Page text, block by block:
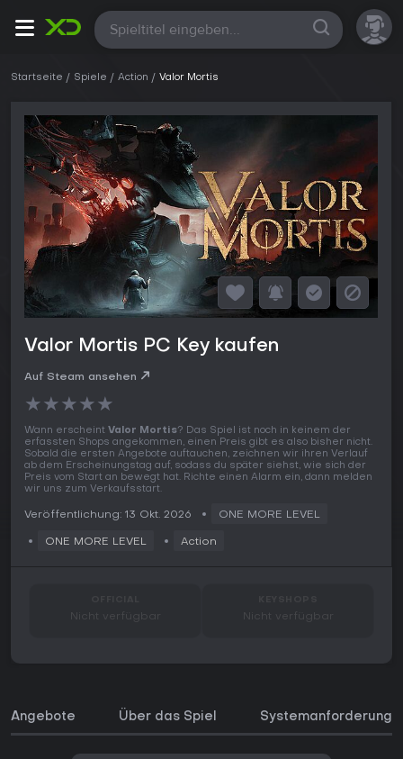
Alle
Startseite Spiele Action Valor Mortis
Valor Mortis PC Key kaufen
Auf Steam ansehen
★★★★★
Wann erscheint Valor Mortis? Das Spiel ist noch in keinem der
erfassten Shops angekommen, einen Preis gibt es also bisher nicht.
Sobald die ersten Angebote auftauchen, zeichnen wir ihren Verlauf
ab dem Erscheinungstag auf, sodass du später siehst, wie sich der
Preis vom Start an bewegt hat. Richte einen Alarm ein, dann melden
wir uns zum Verkaufsstart.
Veröffentlichung: 13 Okt. 2026 ONE MORE LEVEL
ONE MORE LEVEL Action
Nicht verfügbar Nicht verfügbar
Angebote Über das Spiel